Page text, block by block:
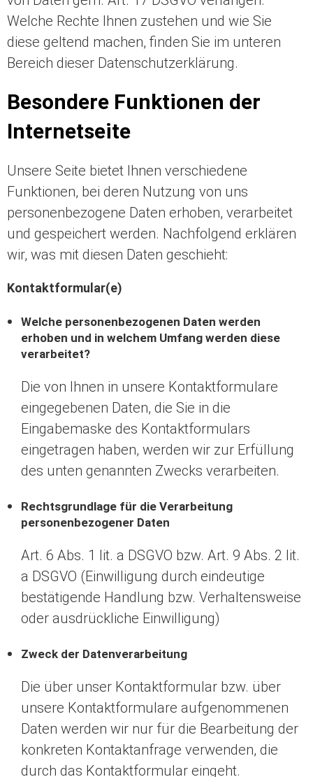
Welche Rechte Ihnen zustehen und wie Sie
diese geltend machen, finden Sie im unteren
Bereich dieser Datenschutzerklärung.
Besondere Funktionen der
Internetseite
Unsere Seite bietet Ihnen verschiedene
Funktionen, bei deren Nutzung von uns
personenbezogene Daten erhoben, verarbeitet
und gespeichert werden. Nachfolgend erklären
wir, was mit diesen Daten geschieht:
Kontaktformular(e)
Welche personenbezogenen Daten werden
erhoben und in welchem Umfang werden diese
verarbeitet?
Die von Ihnen in unsere Kontaktformulare
eingegebenen Daten, die Sie in die
Eingabemaske des Kontaktformulars
eingetragen haben, werden wir zur Erfüllung
des unten genannten Zwecks verarbeiten.
Rechtsgrundlage für die Verarbeitung
personenbezogener Daten
Art. 6 Abs. 1 lit. a DSGVO bzw. Art. 9 Abs. 2 lit.
a DSGVO (Einwilligung durch eindeutige
bestätigende Handlung bzw. Verhaltensweise
oder ausdrückliche Einwilligung)
Zweck der Datenverarbeitung
Die über unser Kontaktformular bzw. über
unsere Kontaktformulare aufgenommenen
Daten werden wir nur für die Bearbeitung der
konkreten Kontaktanfrage verwenden, die
durch das Kontaktformular eingeht.